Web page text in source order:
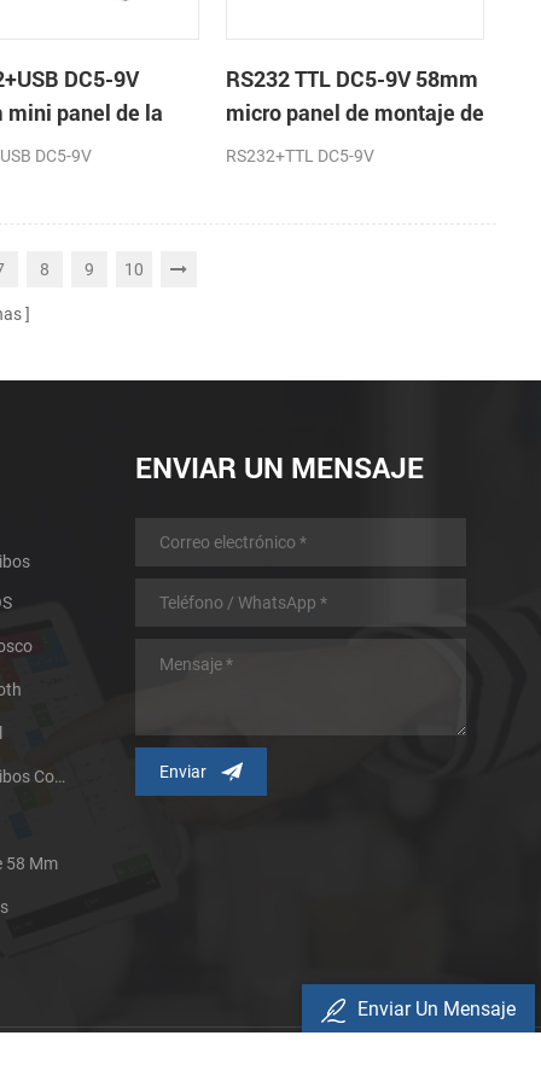
DC5-9V
mini panel de la
térmica de
DC5-9V
RS232 TTL DC5-9V 58mm
micro panel de montaje de
la impresora térmica de
RS232+TTL DC5-9V
8 9 10
Impresora Térmica De Recibos Con Micropanel.
58 Mm
ENVIAR UN MENSAJE
Enviar Un Mensaje